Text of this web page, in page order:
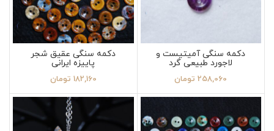
دکمه سنگی آمیتیست و
لاجورد طبیعی گرد
258,060 تومان
دکمه سنگی عقیق شجر
پاییزه ایرانی
182,160 تومان